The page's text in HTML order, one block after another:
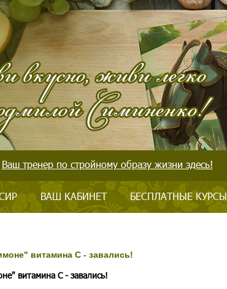
Ваш тренер по стройному образу жизни здесь!
ВАШ КАБИНЕТ БЕСПЛАТНЫЕ КУРСЫ
витамина С - завались!
витамина С - завались!